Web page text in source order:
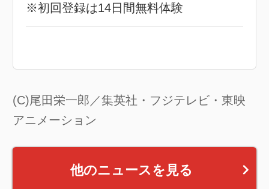
※初回登録は14日間無料体験
(C)尾田栄一郎／集英社・フジテレビ・東映
アニメーション
他のニュースを見る